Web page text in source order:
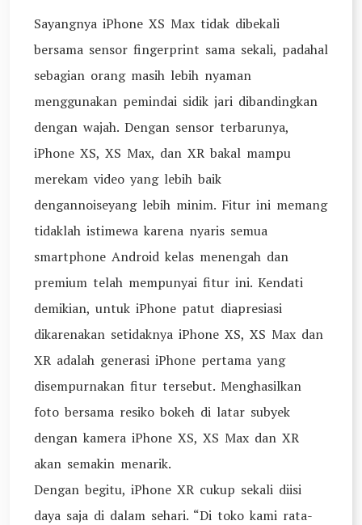
Sayangnya iPhone XS Max tidak dibekali
bersama sensor fingerprint sama sekali, padahal
sebagian orang masih lebih nyaman
menggunakan pemindai sidik jari dibandingkan
dengan wajah. Dengan sensor terbarunya,
iPhone XS, XS Max, dan XR bakal mampu
merekam video yang lebih baik
dengannoiseyang lebih minim. Fitur ini memang
tidaklah istimewa karena nyaris semua
smartphone Android kelas menengah dan
premium telah mempunyai fitur ini. Kendati
demikian, untuk iPhone patut diapresiasi
dikarenakan setidaknya iPhone XS, XS Max dan
XR adalah generasi iPhone pertama yang
disempurnakan fitur tersebut. Menghasilkan
foto bersama resiko bokeh di latar subyek
dengan kamera iPhone XS, XS Max dan XR
akan semakin menarik.
Dengan begitu, iPhone XR cukup sekali diisi
daya saja di dalam sehari. “Di toko kami rata-